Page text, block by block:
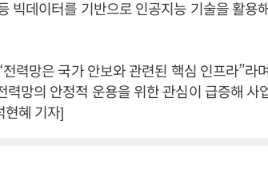
빅데이터를 기반으로 인공지능 기술을 활용
력망은 국가 안보와 관련된 핵심 인프라”라
망의 안정적 운용을 위한 관심이 급증해 사
혜 기자]